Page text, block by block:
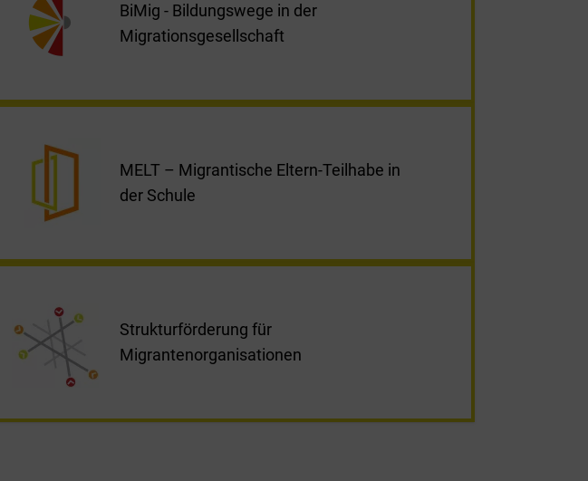
BiMig - Bildungswege in der
Migrationsgesellschaft
MELT – Migrantische Eltern-Teilhabe in
der Schule
Strukturförderung für
Migrantenorganisationen